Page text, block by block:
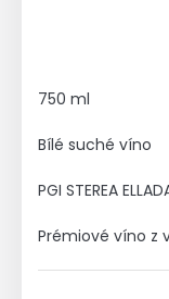
750 ml
Bílé suché víno
PGI STEREA
Prémiové víno z